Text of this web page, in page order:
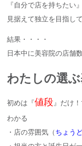
『自分で店を持ちたい
見据えて独立を目指し
結果・・・・
日本中に美容院の店舗
わたしの選ぶ
初めは『値段』だけ
わかる
・店の雰囲気（ちょう